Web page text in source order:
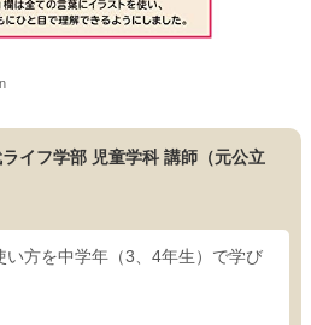
イフ学部 児童学科 講師（元公立
方を中学年（3、4年生）で学び